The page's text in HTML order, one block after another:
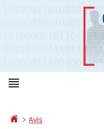
Accueil
Avis